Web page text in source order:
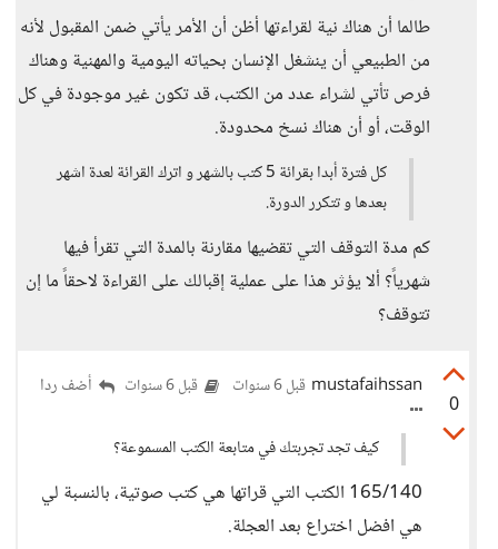
طالما أن هناك نية لقراءتها أظن أن الأمر يأتي ضمن المقبول لأنه
من الطبيعي أن ينشغل الإنسان بحياته اليومية والمهنية وهناك
فرص تأتي لشراء عدد من الكتب، قد تكون غير موجودة في كل
الوقت، أو أن هناك نسخ محدودة.
كل فترة أبدا بقرائة 5 كتب بالشهر و اترك القرائة لعدة اشهر
بعدها و تتكرر الدورة.
كم مدة التوقف التي تقضيها مقارنة بالمدة التي تقرأ فيها
شهرياً؟ ألا يؤثر هذا على عملية إقبالك على القراءة لاحقاً ما إن
تتوقف؟
0
mustafaihssan قبل 6 سنوات قبل 6 سنوات أضف ردا
كيف تجد تجربتك في متابعة الكتب المسموعة؟
165/140 الكتب التي قراتها هي كتب صوتية، بالنسبة لي
هي افضل اختراع بعد العجلة.